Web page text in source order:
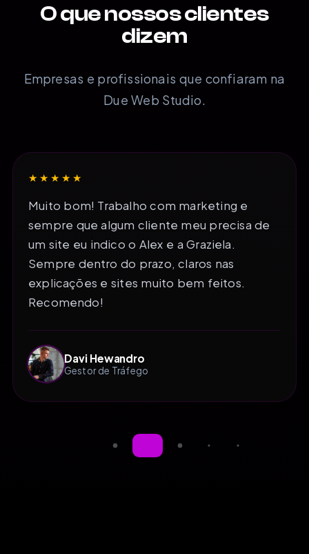
O que nossos clientes
dizem
Empresas e profissionais que confiaram na
Due Web Studio.
★★★★★
Muito bom! Trabalho com marketing e
sempre que algum cliente meu precisa de
um site eu indico o Alex e a Graziela.
Sempre dentro do prazo, claros nas
explicações e sites muito bem feitos.
Recomendo!
Davi Hewandro
Gestor de Tráfego